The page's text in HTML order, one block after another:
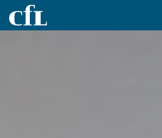
Spring til indhold